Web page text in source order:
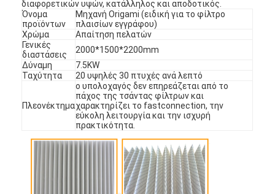
διαφορετικών υψών, κατάλληλος και αποδοτικός.
Όνομα
προϊόντων
Μηχανή Origami (ειδική για το φίλτρο
πλαισίων εγγράφου)
Χρώμα
Απαίτηση πελατών
Γενικές
διαστάσεις
2000*1500*2200mm
Δύναμη
7.5KW
Ταχύτητα
20 υψηλές 30 πτυχές ανά λεπτό
Πλεονέκτημα
ο υπολοχαγός δεν επηρεάζεται από το
πάχος της τσάντας φίλτρων και
χαρακτηρίζει το fastconnection, την
εύκολη λειτουργία και την ισχυρή
πρακτικότητα.